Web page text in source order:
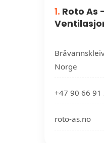
1. Roto As
Norge
+47 90 66 91
roto-as.no